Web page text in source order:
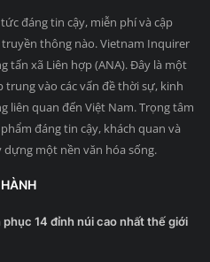
đáng tin cậy, miễn phí và cập
thông nào. Vietnam Inquirer
tấn xã Liên hợp (ANA). Đây là một
vào các vấn đề thời sự, kinh
liên quan đến Việt Nam. Trọng tâm
đáng tin cậy, khách quan và
một nền văn hóa sống.
14 đỉnh núi cao nhất thế giới